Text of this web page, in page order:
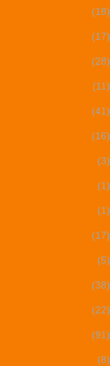
(18)
(17)
(28)
(11)
(41)
(16)
(3)
(1)
(1)
(17)
(5)
(38)
(22)
(91)
(8)